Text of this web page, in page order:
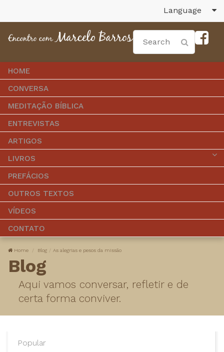
Language
HOME
CONVERSA
MEDITAÇÃO BÍBLICA
ENTREVISTAS
ARTIGOS
LIVROS
PREFÁCIOS
OUTROS TEXTOS
VÍDEOS
CONTATO
Home Blog As alegrias e pesos da missão
Blog
Aqui vamos conversar, refletir e de
certa forma conviver.
Popular